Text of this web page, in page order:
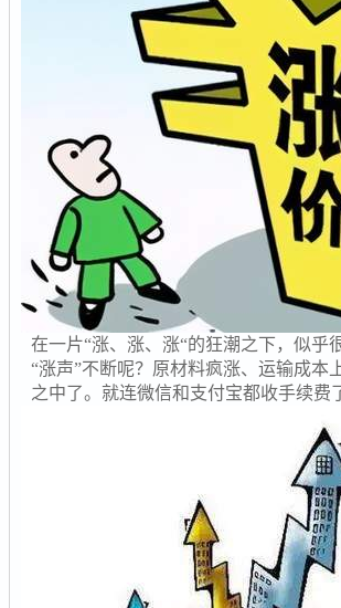
在一片“涨、涨、涨“的狂潮之下，似
“涨声”不断呢？原材料疯涨、运输成本
之中了。就连微信和支付宝都收手续费